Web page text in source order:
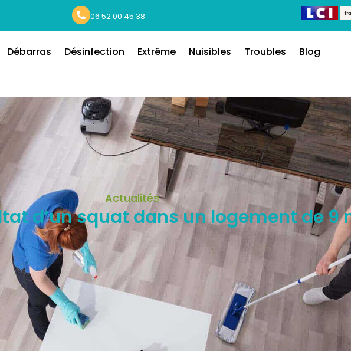
06 52 00 45 38
Débarras Désinfection Extrême Nuisibles Troubles Blog
Actualités
d’un squat dans un logement de 9